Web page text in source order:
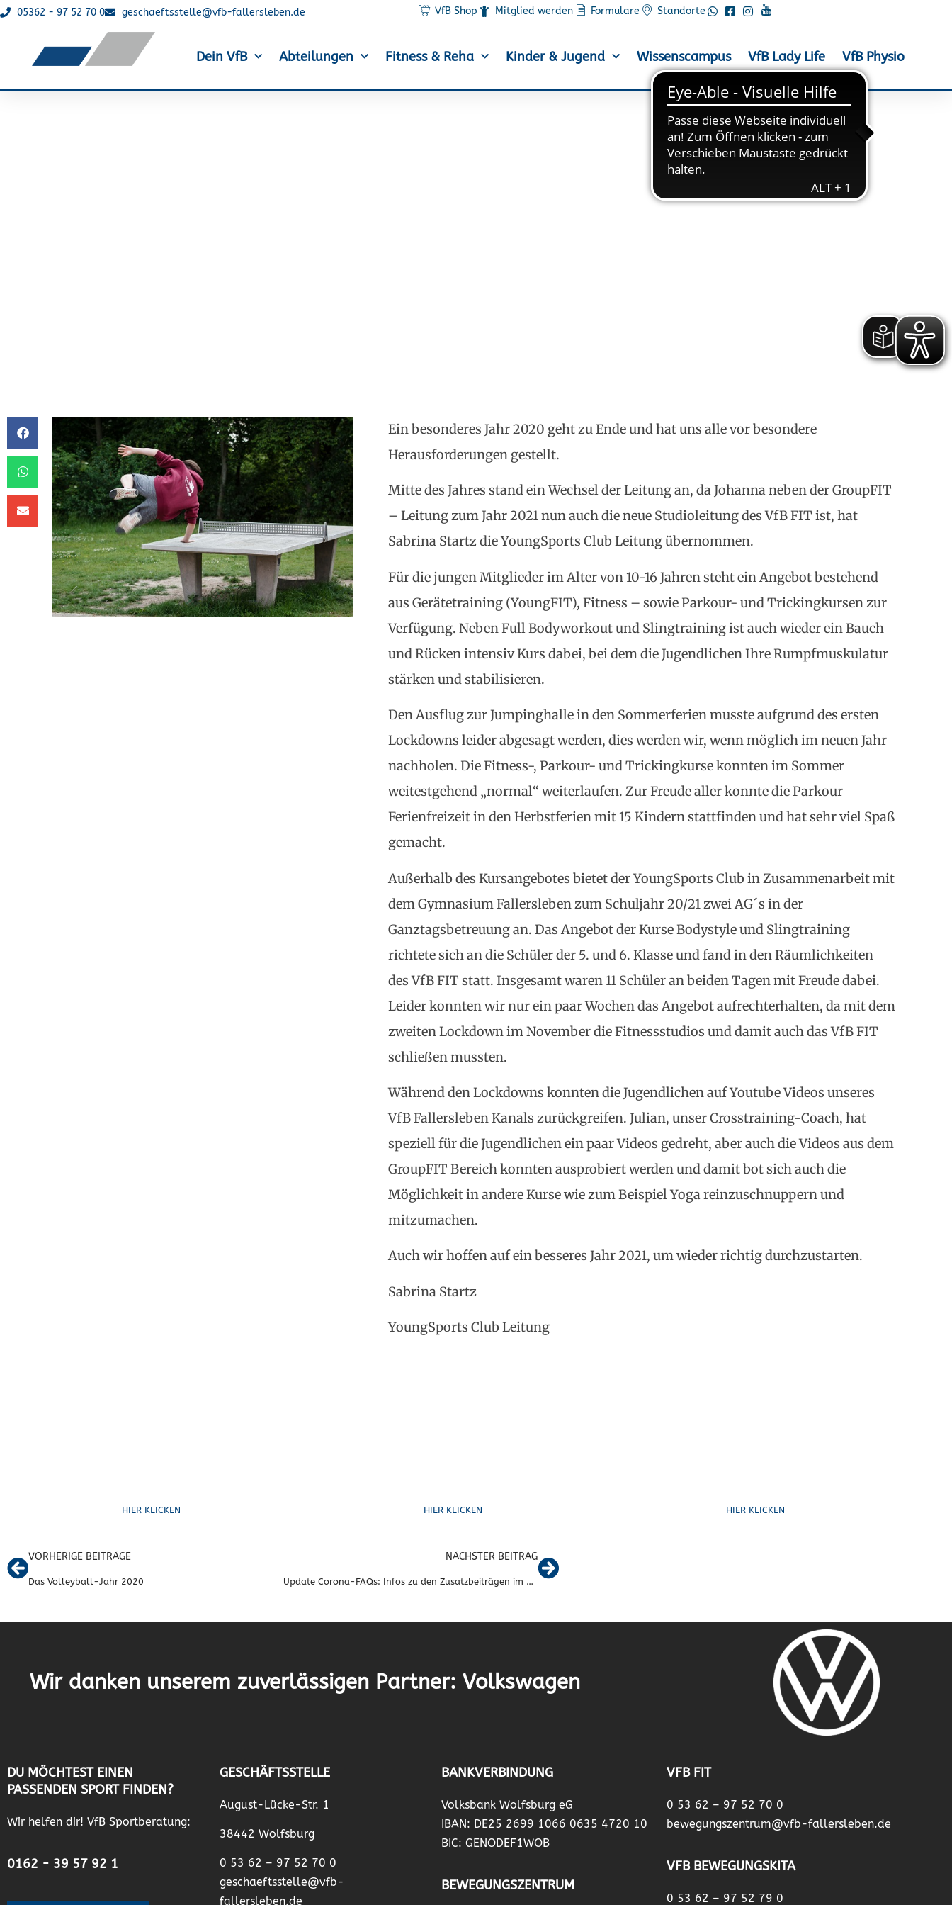
05362 - 97 52 70 0 geschaeftsstelle@vfb-fallersleben.de VfB Shop Mitglied werden Formulare Standorte
Dein VfB Abteilungen Fitness & Reha Kinder & Jugend Wissenscampus VfB Lady Life VfB Physio
Ein besonderes Jahr 2020 geht zu Ende und hat uns alle vor besondere
Herausforderungen gestellt.
Mitte des Jahres stand ein Wechsel der Leitung an, da Johanna neben der GroupFIT
– Leitung zum Jahr 2021 nun auch die neue Studioleitung des VfB FIT ist, hat
Sabrina Startz die YoungSports Club Leitung übernommen.
Für die jungen Mitglieder im Alter von 10-16 Jahren steht ein Angebot bestehend
aus Gerätetraining (YoungFIT), Fitness – sowie Parkour- und Trickingkursen zur
Verfügung. Neben Full Bodyworkout und Slingtraining ist auch wieder ein Bauch
und Rücken intensiv Kurs dabei, bei dem die Jugendlichen Ihre Rumpfmuskulatur
stärken und stabilisieren.
Den Ausflug zur Jumpinghalle in den Sommerferien musste aufgrund des ersten
Lockdowns leider abgesagt werden, dies werden wir, wenn möglich im neuen Jahr
nachholen. Die Fitness-, Parkour- und Trickingkurse konnten im Sommer
weitestgehend „normal“ weiterlaufen. Zur Freude aller konnte die Parkour
Ferienfreizeit in den Herbstferien mit 15 Kindern stattfinden und hat sehr viel Spaß
gemacht.
Außerhalb des Kursangebotes bietet der YoungSports Club in Zusammenarbeit mit
dem Gymnasium Fallersleben zum Schuljahr 20/21 zwei AG´s in der
Ganztagsbetreuung an. Das Angebot der Kurse Bodystyle und Slingtraining
richtete sich an die Schüler der 5. und 6. Klasse und fand in den Räumlichkeiten
des VfB FIT statt. Insgesamt waren 11 Schüler an beiden Tagen mit Freude dabei.
Leider konnten wir nur ein paar Wochen das Angebot aufrechterhalten, da mit dem
zweiten Lockdown im November die Fitnessstudios und damit auch das VfB FIT
schließen mussten.
Während den Lockdowns konnten die Jugendlichen auf Youtube Videos unseres
VfB Fallersleben Kanals zurückgreifen. Julian, unser Crosstraining-Coach, hat
speziell für die Jugendlichen ein paar Videos gedreht, aber auch die Videos aus dem
GroupFIT Bereich konnten ausprobiert werden und damit bot sich auch die
Möglichkeit in andere Kurse wie zum Beispiel Yoga reinzuschnuppern und
mitzumachen.
Auch wir hoffen auf ein besseres Jahr 2021, um wieder richtig durchzustarten.
Sabrina Startz
YoungSports Club Leitung
HIER KLICKEN HIER KLICKEN HIER KLICKEN
VORHERIGE BEITRÄGE
Das Volleyball-Jahr 2020
NÄCHSTER BEITRAG
Update Corona-FAQs: Infos zu den Zusatzbeiträgen im April
Wir danken unserem zuverlässigen Partner: Volkswagen
DU MÖCHTEST EINEN
PASSENDEN SPORT FINDEN?
Wir helfen dir! VfB Sportberatung:
0162 - 39 57 92 1
GESCHÄFTSSTELLE
August-Lücke-Str. 1
38442 Wolfsburg
0 53 62 – 97 52 70 0
geschaeftsstelle@vfb-
fallersleben.de
BANKVERBINDUNG
Volksbank Wolfsburg eG
IBAN: DE25 2699 1066 0635 4720 10
BIC: GENODEF1WOB
BEWEGUNGSZENTRUM
VFB FIT
0 53 62 – 97 52 70 0
bewegungszentrum@vfb-fallersleben.de
VFB BEWEGUNGSKITA
0 53 62 – 97 52 79 0